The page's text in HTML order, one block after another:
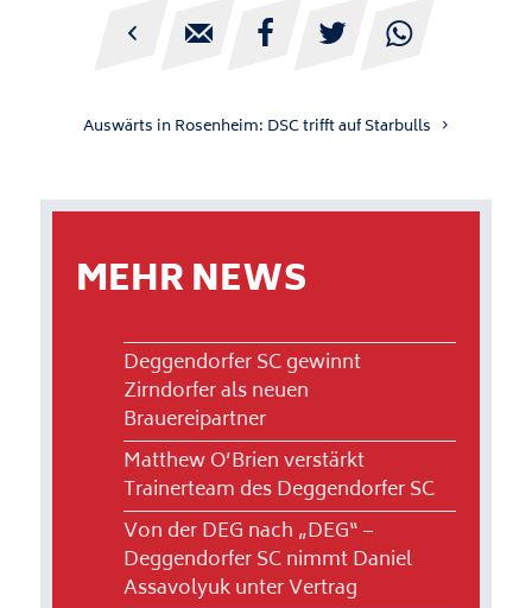
    
Auswärts in Rosenheim: DSC trifft auf Starbulls
MEHR NEWS
Deggendorfer SC gewinnt
Zirndorfer als neuen
Brauereipartner
Matthew O’Brien verstärkt
Trainerteam des Deggendorfer SC
Von der DEG nach „DEG“ –
Deggendorfer SC nimmt Daniel
Assavolyuk unter Vertrag